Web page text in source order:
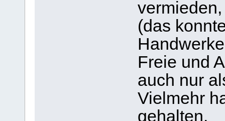
vermieden,
(das
Freie und
auch nur
Vielmehr
gehalten.